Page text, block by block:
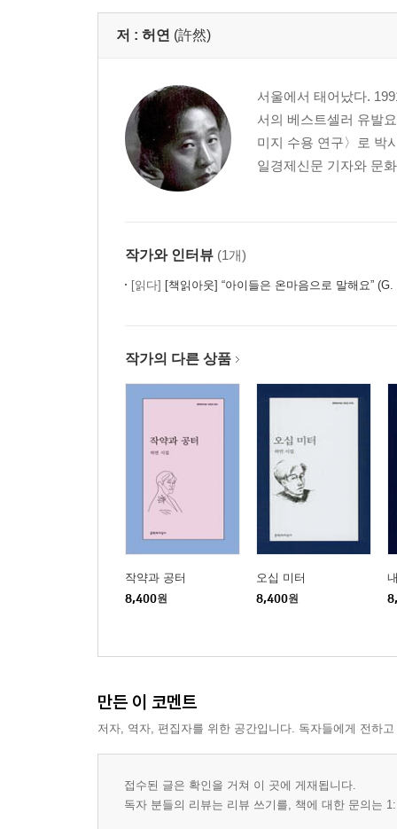
3부
관하여/21세기/침대의 시/상하이 올드 데이즈/시
발문 이곳에선 모든 미래가 푸른빛으로 행진하길·
저 : 허연 (許然)
서울에서 태어났다.
서의 베스트셀러 유발
미지 수용 연구〉로 박
일경제신문 기자와 문
작가와 인터뷰 (1개)
[읽다] [책읽아웃] “아이들은 온마음으로 말해요”
작가의 다른 상품
작약과 공터
8,400원
오십 미터
8,400원
만든 이 코멘트
저자, 역자, 편집자를 위한 공간입니다. 독자들에게 전하
접수된 글은 확인을 거쳐 이 곳에 게재됩니다.
독자 분들의 리뷰는 리뷰 쓰기를, 책에 대한 문의는